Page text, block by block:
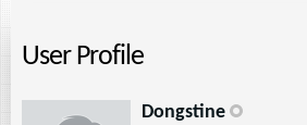
User Profile
Dongstine